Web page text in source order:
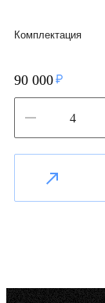
Комплектация
90 000